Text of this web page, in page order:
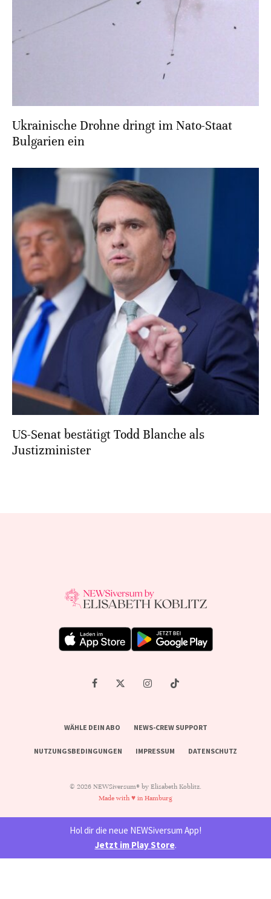
Ukrainische Drohne dringt im Nato-Staat
Bulgarien ein
US-Senat bestätigt Todd Blanche als
Justizminister
WÄHLE DEIN ABO NEWS-CREW SUPPORT
NUTZUNGSBEDINGUNGEN IMPRESSUM DATENSCHUTZ
© 2026 NEWSiversum® by Elisabeth Koblitz.
Made with ♥ in Hamburg
Hol dir die neue NEWSiversum App!
Jetzt im Play Store.